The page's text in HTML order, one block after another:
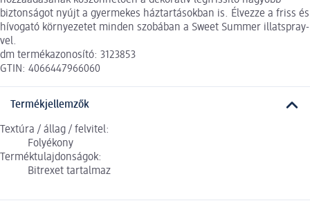
biztonságot nyújt a gyermekes háztartásokban is. Élvezze a friss és
hívogató környezetet minden szobában a Sweet Summer illatspray-
vel.
dm termékazonosító: 3123853
GTIN: 4066447966060
Termékjellemzők
Textúra / állag / felvitel:
Folyékony
Terméktulajdonságok:
Bitrexet tartalmaz